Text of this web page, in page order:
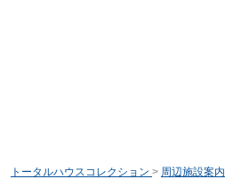
トータルハウスコレクション > 周辺施設案内